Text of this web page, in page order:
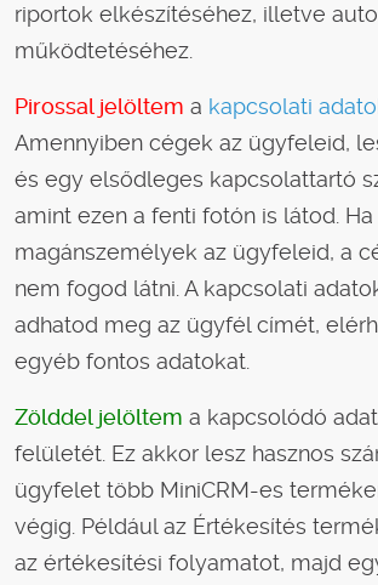
riportok elkészítéséhez, illetve
működtetéséhez.
Pirossal jelöltem a kapcsolati
Amennyiben cégek az ügyfeleid,
és egy elsődleges kapcsolattartó
amint ezen a fenti fotón is látod. Ha
magánszemélyek az ügyfeleid, a
nem fogod látni. A kapcsolati
adhatod meg az ügyfél címét,
egyéb fontos adatokat.
Zölddel jelöltem a kapcsolódó
felületét. Ez akkor lesz hasznos
ügyfelet több MiniCRM-es
végig. Például az Értékesítés
az értékesítési folyamatot, majd